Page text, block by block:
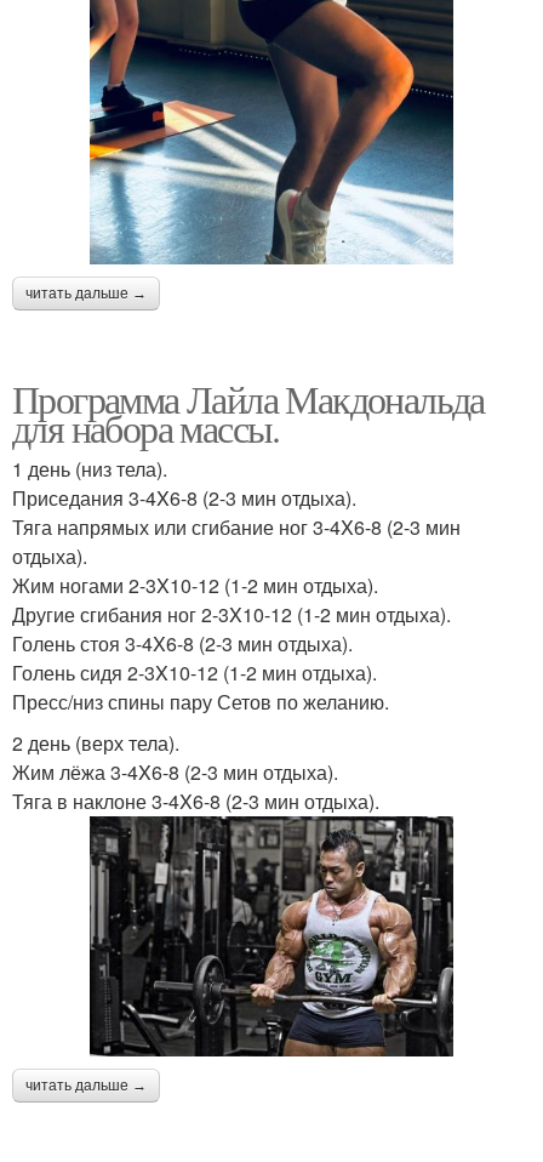
читать дальше →
Программа Лайла Макдональда
для набора массы.
1 день (низ тела).
Приседания 3-4X6-8 (2-3 мин отдыха).
Тяга напрямых или сгибание ног 3-4X6-8 (2-3 мин
отдыха).
Жим ногами 2-3X10-12 (1-2 мин отдыха).
Другие сгибания ног 2-3X10-12 (1-2 мин отдыха).
Голень стоя 3-4X6-8 (2-3 мин отдыха).
Голень сидя 2-3X10-12 (1-2 мин отдыха).
Пресс/низ спины пару Сетов по желанию.
2 день (верх тела).
Жим лёжа 3-4X6-8 (2-3 мин отдыха).
Тяга в наклоне 3-4X6-8 (2-3 мин отдыха).
читать дальше →